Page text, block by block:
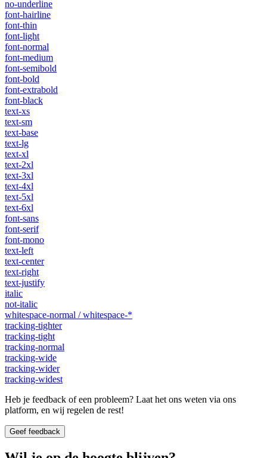
no-underline
font-hairline
font-thin
font-light
font-normal
font-medium
font-semibold
font-bold
font-extrabold
font-black
text-xs
text-sm
text-base
text-lg
text-xl
text-2xl
text-3xl
text-4xl
text-5xl
text-6xl
font-sans
font-serif
font-mono
text-left
text-center
text-right
text-justify
italic
not-italic
whitespace-normal / whitespace-*
tracking-tighter
tracking-tight
tracking-normal
tracking-wide
tracking-wider
tracking-widest
Heb je feedback of een probleem? Laat het ons weten via ons
platform, en wij regelen de rest!
Geef feedback